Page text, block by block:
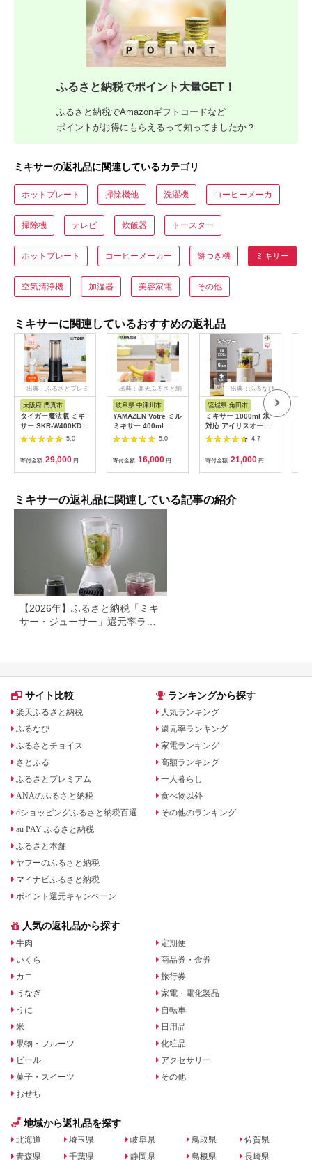
ふるさと納税でポイント大量GET！
ふるさと納税でAmazonギフトコードなど
ポイントがお得にもらえるって知ってましたか？
ミキサーの返礼品に関連しているカテゴリ
ホットプレート 掃除機他 洗濯機 コーヒーメーカ
掃除機 テレビ 炊飯器 トースター
ホットプレート コーヒーメーカー 餅つき機 ミキサー
空気清浄機 加湿器 美容家電 その他
ミキサーに関連しているおすすめの返礼品
出典：ふるさとプレミ
アム
大阪府 門真市
タイガー魔法瓶 ミキ
サー SKR-W400KD
ディープブラック【ミ
キサー 電化製品 家電
安全設計 静音 ハイパ
ワー コンパクト 4枚
刃 ジューサー スムー
器洗い乾燥機対応 大
阪府 門真市 】
5.0
寄付金額: 29,000 円
出典：楽天ふるさと納
税
岐阜県 中津川市
YAMAZEN Votre ミル
ミキサー 400ml
YMH-400(W)
5.0
寄付金額: 16,000 円
出典：ふるなび
宮城県 角田市
ミキサー 1000ml 氷
対応 アイリスオーヤ
マ 家庭用 キッチン ギ
ー デザート お手入れ
簡単 IJM-S101-Cアイ
ボリー
4.7
寄付金額: 21,000 円
ミキサーの返礼品に関連している記事の紹介
【2026年】ふるさと納税「ミキ
サー・ジューサー」還元率ラン
サイト比較
楽天ふるさと納税
ふるなび
ふるさとチョイス
さとふる
ふるさとプレミアム
ANAのふるさと納税
dショッピングふるさと納税百選
au PAY ふるさと納税
ふるさと本舗
ヤフーのふるさと納税
マイナビふるさと納税
ポイント還元キャンペーン
ランキングから探す
人気ランキング
還元率ランキング
家電ランキング
高額ランキング
一人暮らし
食べ物以外
その他のランキング
人気の返礼品から探す
牛肉
いくら
カニ
うなぎ
うに
米
果物・フルーツ
ビール
菓子・スイーツ
おせち
定期便
商品券・金券
旅行券
家電・電化製品
自転車
日用品
化粧品
アクセサリー
その他
地域から返礼品を探す
北海道
青森県
埼玉県
千葉県
岐阜県
静岡県
鳥取県
島根県
佐賀県
長崎県